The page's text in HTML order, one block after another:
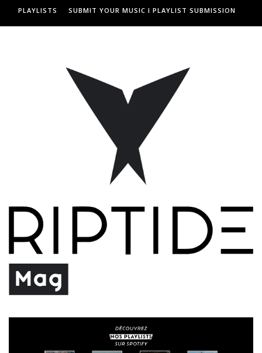
PLAYLISTS SUBMIT YOUR MUSIC I PLAYLIST SUBMISSION